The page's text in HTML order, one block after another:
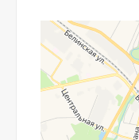
Каменка
Каменка —